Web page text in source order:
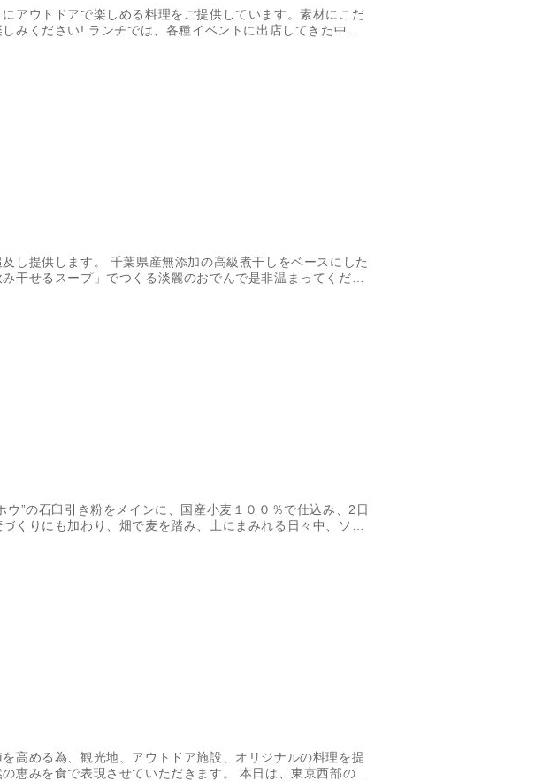
アウトドアで楽しめる料理をご提供しています。素材にこだ
みください! ランチでは、各種イベントに出店してきた中で
し提供します。 千葉県産無添加の高級煮干しをベースにした
干せるスープ」でつくる淡麗のおでんで是非温まってくださ
ウ”の石臼引き粉をメインに、国産小麦１００％で仕込み、2日
くりにも加わり、畑で麦を踏み、土にまみれる日々中、ソー
手がけたパーフェクトな自家製ピッツア。
高める為、観光地、アウトドア施設、オリジナルの料理を提
恵みを食で表現させていただきます。 本日は、東京西部の青